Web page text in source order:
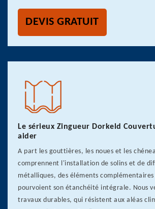
DEVIS GRATUIT
Le sérieux Zingueur Dorkeld
aider
A part les gouttières, les noues et les
comprennent l'installation de solins et de
métalliques, des éléments
pourvoient son étanchéité intégrale. Nous
travaux durables, qui résistent aux aléas